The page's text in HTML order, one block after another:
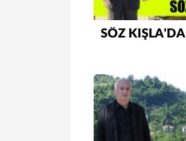
SÖZ KIŞLA'DA